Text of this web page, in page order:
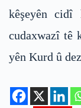
kêşeyên cidî
cudaxwazî tê
yên Kurd û